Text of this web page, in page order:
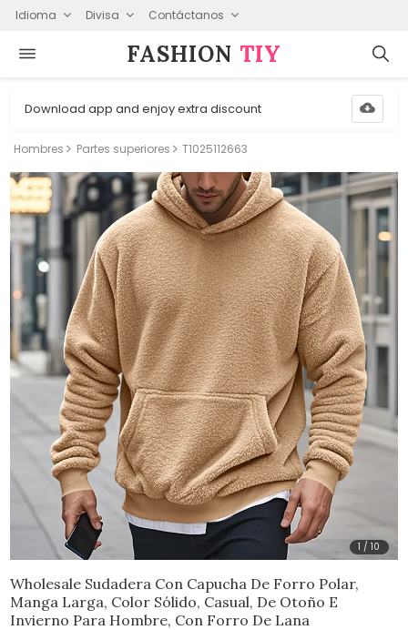
Idioma Divisa Contáctanos
FASHION⁠ TIY
Download app and enjoy extra discount
Hombres Partes superiores T1025112663
1 /10
Wholesale Sudadera Con Capucha De Forro Polar,
Manga Larga, Color Sólido, Casual, De Otoño E
Invierno Para Hombre, Con Forro De Lana